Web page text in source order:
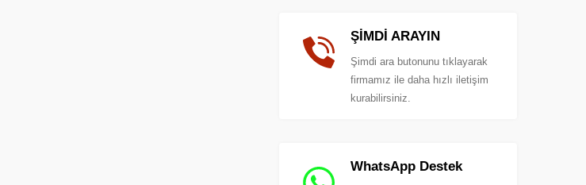
ŞİMDİ ARAYIN
Şimdi ara butonunu tıklayarak
firmamız ile daha hızlı iletişim
kurabilirsiniz.
WhatsApp Destek